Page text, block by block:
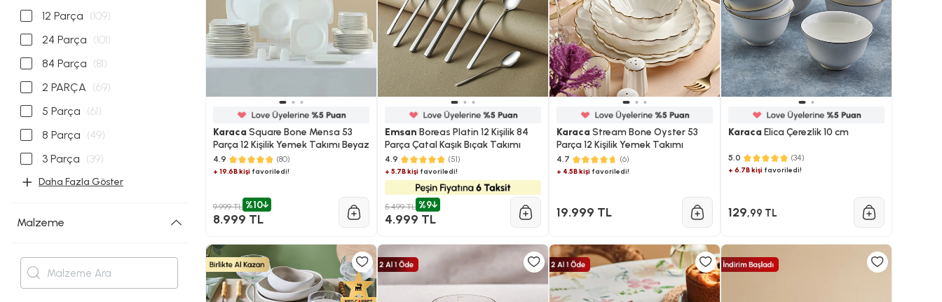
12 Parça (109)
24 Parça (101)
84 Parça (81)
2 PARÇA (69)
5 Parça (61)
8 Parça (49)
3 Parça (39)
Daha Fazla Göster
Malzeme
Karaca Square Bone Mensa 53
Parça 12 Kişilik Yemek Takımı Beyaz
4.9 (80)
+ 19.6B kişifavoriledi!
9.999 TL %10
8.999 TL
Emsan Boreas Platin 12 Kişilik 84
Parça Çatal Kaşık Bıçak Takımı
4.9 (51)
+ 5.7B kişifavoriledi!
5.499 TL %9
4.999 TL
Karaca Stream Bone Oyster 53
Parça 12 Kişilik Yemek Takımı
4.7 (6)
+ 4.5B kişifavoriledi!
19.999 TL
Karaca Elica Çerezlik 10 cm
5.0 (34)
+ 6.7B kişi favoriledi!
129,99 TL